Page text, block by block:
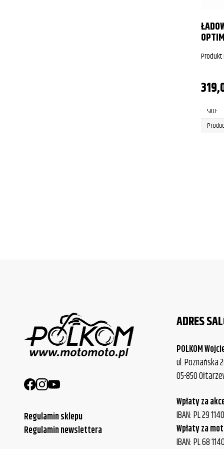
SKU:
Regulamin sklepu
Regulamin newslettera
ADRES
POLKOM
ul. Poznańska
05-850
Wpłaty za
IBAN: PL 29
Wpłaty za
IBAN: PL 68